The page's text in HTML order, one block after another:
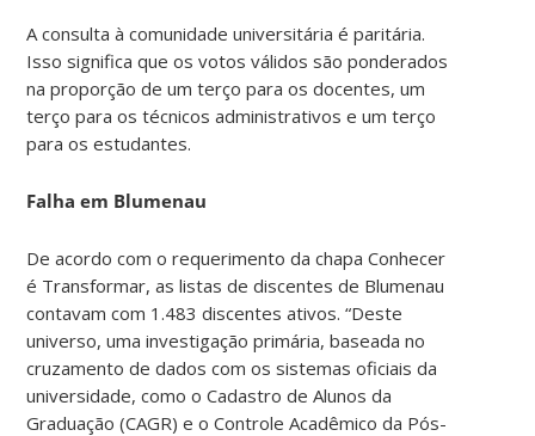
A consulta à comunidade universitária é paritária.
Isso significa que os votos válidos são ponderados
na proporção de um terço para os docentes, um
terço para os técnicos administrativos e um terço
para os estudantes.
Falha em Blumenau
De acordo com o requerimento da chapa Conhecer
é Transformar, as listas de discentes de Blumenau
contavam com 1.483 discentes ativos. “Deste
universo, uma investigação primária, baseada no
cruzamento de dados com os sistemas oficiais da
universidade, como o Cadastro de Alunos da
Graduação (CAGR) e o Controle Acadêmico da Pós-